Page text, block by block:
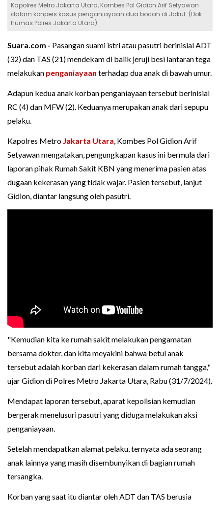
Kapolres Metro Jakarta Utara, Kombes Pol Gidion Arif Setyawan
dalam konpers kasus penganiayaan dua bocah di Jakut. (Dok.
Humas Polres Jakarta Utara)
Suara.com - Pasangan suami istri atau pasutri berinisial ADT
(32) dan TAS (21) mendekam di balik jeruji besi lantaran tega
melakukan penganiayaan terhadap dua anak di bawah umur.
Adapun kedua anak korban penganiayaan tersebut berinisial
RC (4) dan MFW (2). Keduanya merupakan anak dari sepupu
pelaku.
Kapolres Metro Jakarta Utara, Kombes Pol Gidion Arif
Setyawan mengatakan, pengungkapan kasus ini bermula dari
laporan pihak Rumah Sakit KBN yang menerima pasien atas
dugaan kekerasan yang tidak wajar. Pasien tersebut, lanjut
Gidion, diantar langsung oleh pasutri.
"Kemudian kita ke rumah sakit melakukan pengamatan
bersama dokter, dan kita meyakini bahwa betul anak
tersebut adalah korban dari kekerasan dalam rumah tangga,"
ujar Gidion di Polres Metro Jakarta Utara, Rabu (31/7/2024).
Mendapat laporan tersebut, aparat kepolisian kemudian
bergerak menelusuri pasutri yang diduga melakukan aksi
penganiayaan.
Setelah mendapatkan alamat pelaku, ternyata ada seorang
anak lainnya yang masih disembunyikan di bagian rumah
tersangka.
Korban yang saat itu diantar oleh ADT dan TAS berusia